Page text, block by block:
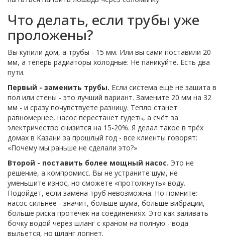
Что делать, если трубы уже
проложены?
Вы купили дом, а трубы - 15 мм. Или вы сами поставили 20
мм, а теперь радиаторы холодные. Не паникуйте. Есть два
пути.
Первый - заменить трубы. Если система ещё не зашита в
пол или стены - это лучший вариант. Замените 20 мм на 32
мм - и сразу почувствуете разницу. Тепло станет
равномернее, насос перестанет гудеть, а счёт за
электричество снизится на 15-20%. Я делал такое в трёх
домах в Казани за прошлый год - все клиенты говорят:
«Почему мы раньше не сделали это?»
Второй - поставить более мощный насос. Это не
решение, а компромисс. Вы не устраните шум, не
уменьшите износ, но сможете «протолкнуть» воду.
Подойдёт, если замена труб невозможна. Но помните:
насос сильнее - значит, больше шума, больше вибрации,
больше риска протечек на соединениях. Это как заливать
бочку водой через шланг с краном на полную - вода
выльется, но шланг лопнет.